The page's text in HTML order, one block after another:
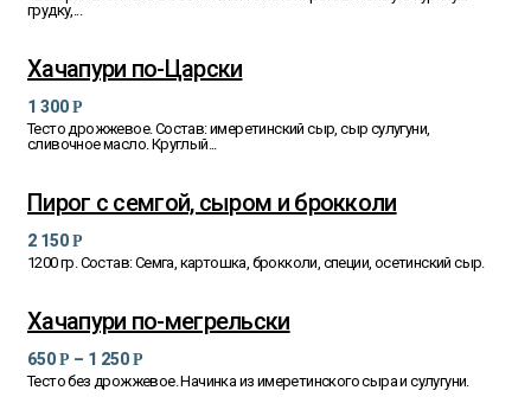
грудку,...
Хачапури по-Царски
1 300 Р
Тесто дрожжевое. Состав: имеретинский сыр, сыр сулугуни,
сливочное масло. Круглый...
Пирог с семгой, сыром и брокколи
2 150 Р
1200 гр. Состав: Семга, картошка, брокколи, специи, осетинский сыр.
Хачапури по-мегрельски
650 Р – 1 250 Р
Тесто без дрожжевое. Начинка из имеретинского сыра и сулугуни.